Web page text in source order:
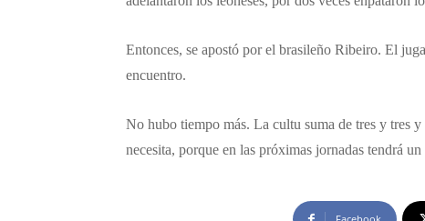
Entonces, se apostó por el brasileño Ribeiro. El
encuentro.
No hubo tiempo más. La cultu suma de tres y tres
necesita, porque en las próximas jornadas tendrá